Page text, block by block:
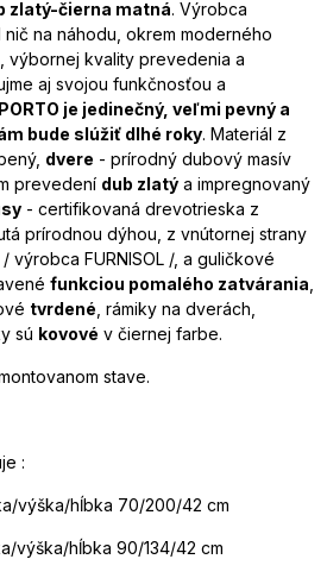
zlatý-čierna matná. Výrobca
nič na náhodu, okrem moderného
výbornej kvality prevedenia a
aj svojou funkčnosťou a
je jedinečný, veľmi pevný a
bude slúžiť dlhé roky. Materiál z
dvere - prírodný dubový masív
prevedení dub zlatý a impregnovaný
- certifikovaná drevotrieska z
prírodnou dýhou, z vnútornej strany
/ výrobca FURNISOL /, a guličkové
funkciou pomalého zatvárania
tvrdené , rámiky na dverách,
sú kovové v čiernej farbe.
stave.
:
výška/hĺbka 70/200/42 cm
výška/hĺbka 90/134/42 cm